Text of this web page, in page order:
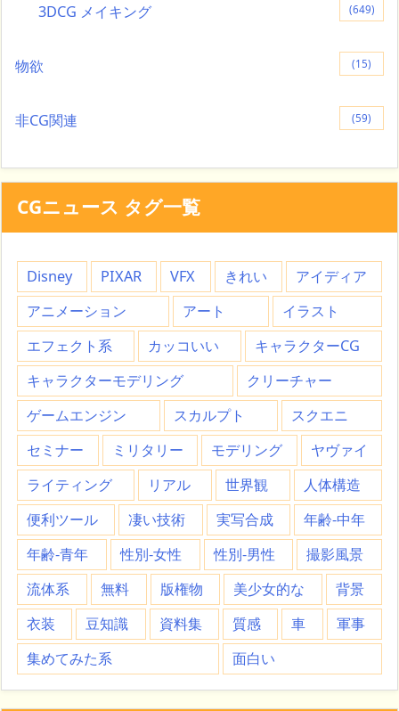
3DCG メイキング (649)
物欲 (15)
非CG関連 (59)
CGニュース タグ一覧
Disney PIXAR VFX きれい
アイディア
アニメーション
アート
イラスト
エフェクト系
カッコいい
キャラクターCG
キャラクターモデリング
クリーチャー
ゲームエンジン
スカルプト
スクエニ
セミナー
ミリタリー モデリング
ヤヴァイ
ライティング
リアル 世界観
人体構造
便利ツール
凄い技術 実写合成
年齢-中年
年齢-青年
性別-女性 性別-男性
撮影風景
流体系
無料 版権物 美少女的な
背景
衣装
豆知識 資料集 質感 車
軍事
集めてみた系
面白い